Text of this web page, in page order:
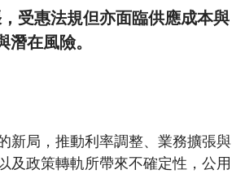
受惠法規但亦面臨供應成本與
在風險。
新局，推動利率調整、業務擴張與
及政策轉軌所帶來不確定性，公用